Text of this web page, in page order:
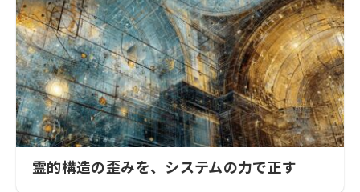
霊的構造の歪みを、システムの力で正す